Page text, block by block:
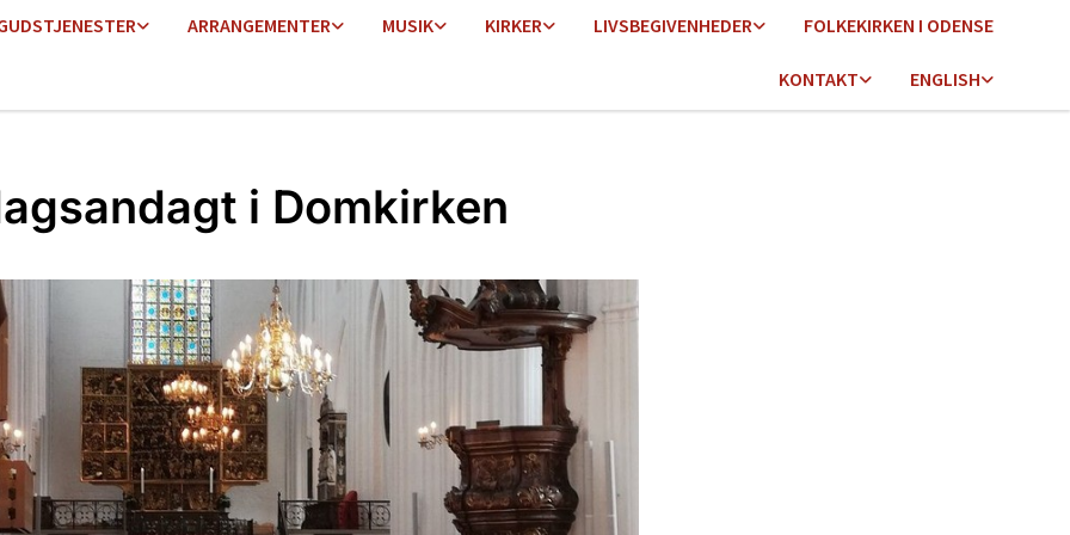
ARRANGEMENTER MUSIK KIRKER LIVSBEGIVENHEDER FOLKEKIRKEN I ODENSE
KONTAKT ENGLISH
i Domkirken